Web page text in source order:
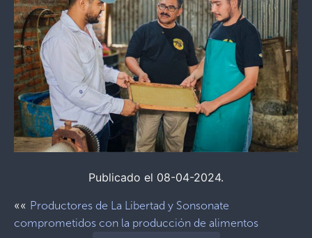
Publicado el 08-04-2024.
«« Productores de La Libertad y Sonsonate
comprometidos con la producción de alimentos